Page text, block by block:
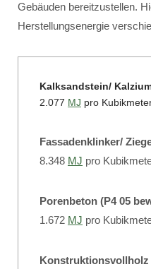
Gebäuden bereitzustellen.
Herstellungsenergie
Kalksandstein/
2.077 MJ pro
Fassadenklinker/
8.348 MJ pro
Porenbeton (P4 05
1.672 MJ pro
Konstruktionsvollholz